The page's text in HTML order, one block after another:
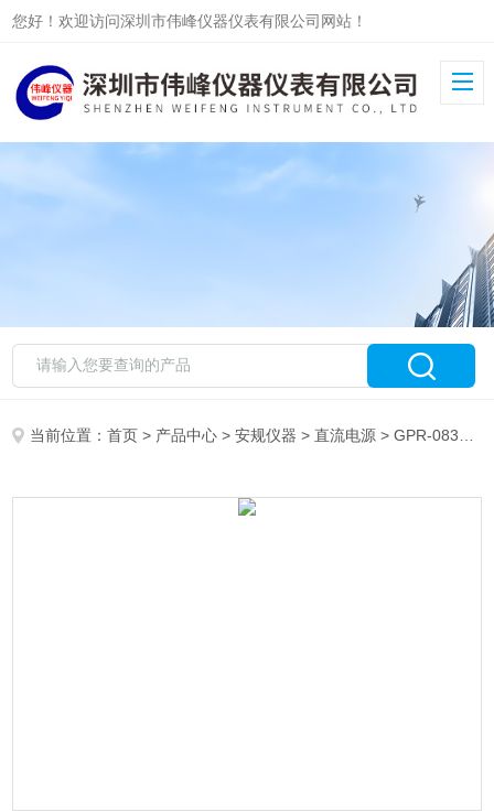
您好！欢迎访问深圳市伟峰仪器仪表有限公司网站！
当前位置：首页 > 产品中心 >安规仪器 >直流电源 > GPR-0830HD中国台湾固纬GWinstek GPR-0830HD直流电源